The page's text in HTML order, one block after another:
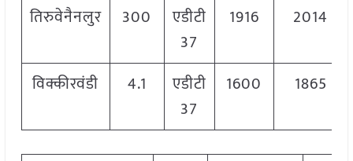
तिरुवेनैनलुर 300
एडीटी
37
1916 2014
विक्कीरवंडी 4.1
एडीटी
37
1600 1865